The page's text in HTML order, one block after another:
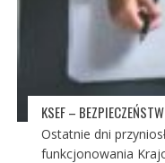
KSEF –
Ostatnie dni
funkcjonowania